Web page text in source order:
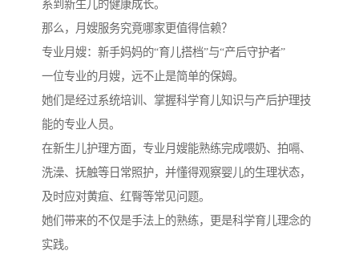
系到新生儿的健康成长。
那么，月嫂服务究竟哪家更值得信赖？
专业月嫂：新手妈妈的“育儿搭档”与“产后守护者”
一位专业的月嫂，远不止是简单的保姆。
她们是经过系统培训、掌握科学育儿知识与产后护理技
能的专业人员。
在新生儿护理方面，专业月嫂能熟练完成喂奶、拍嗝、
洗澡、抚触等日常照护，并懂得观察婴儿的生理状态，
及时应对黄疸、红臀等常见问题。
她们带来的不仅是手法上的熟练，更是科学育儿理念的
实践。